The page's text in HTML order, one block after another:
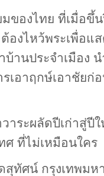
มของไทย ที่เมื่อขึ้
องไหว้พระเพื่อแ
านประจำเมือง
เอาฤกษ์เอาชัยก่
าระผลัดปีเก่าสู่ปี
ศ ที่ไม่เหมือนใคร
สุทัศน์ กรุงเทพมห